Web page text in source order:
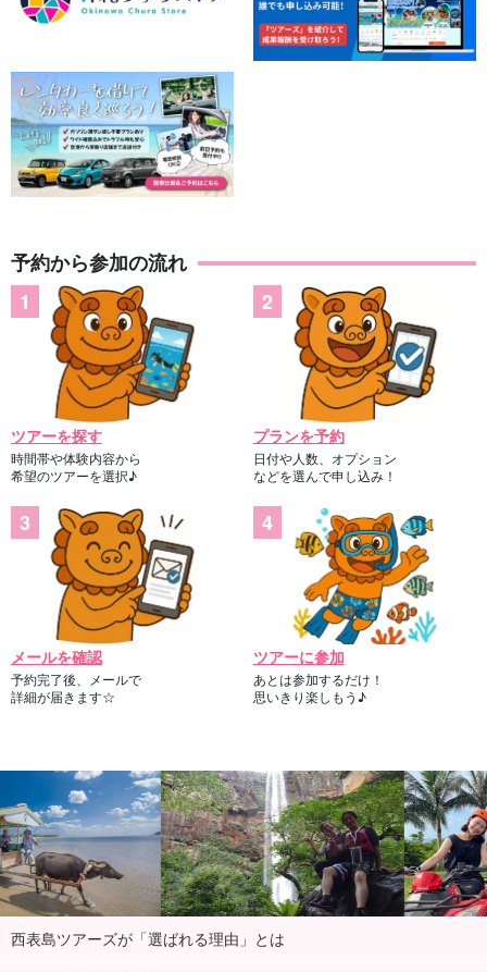
予約から参加の流れ
ツアーを探す
時間帯や体験内容から
希望のツアーを選択♪
プランを予約
日付や人数、オプション
などを選んで申し込み！
メールを確認
予約完了後、メールで
詳細が届きます☆
ツアーに参加
あとは参加するだけ！
思いきり楽しもう♪
西表島ツアーズが「選ばれる理由」とは